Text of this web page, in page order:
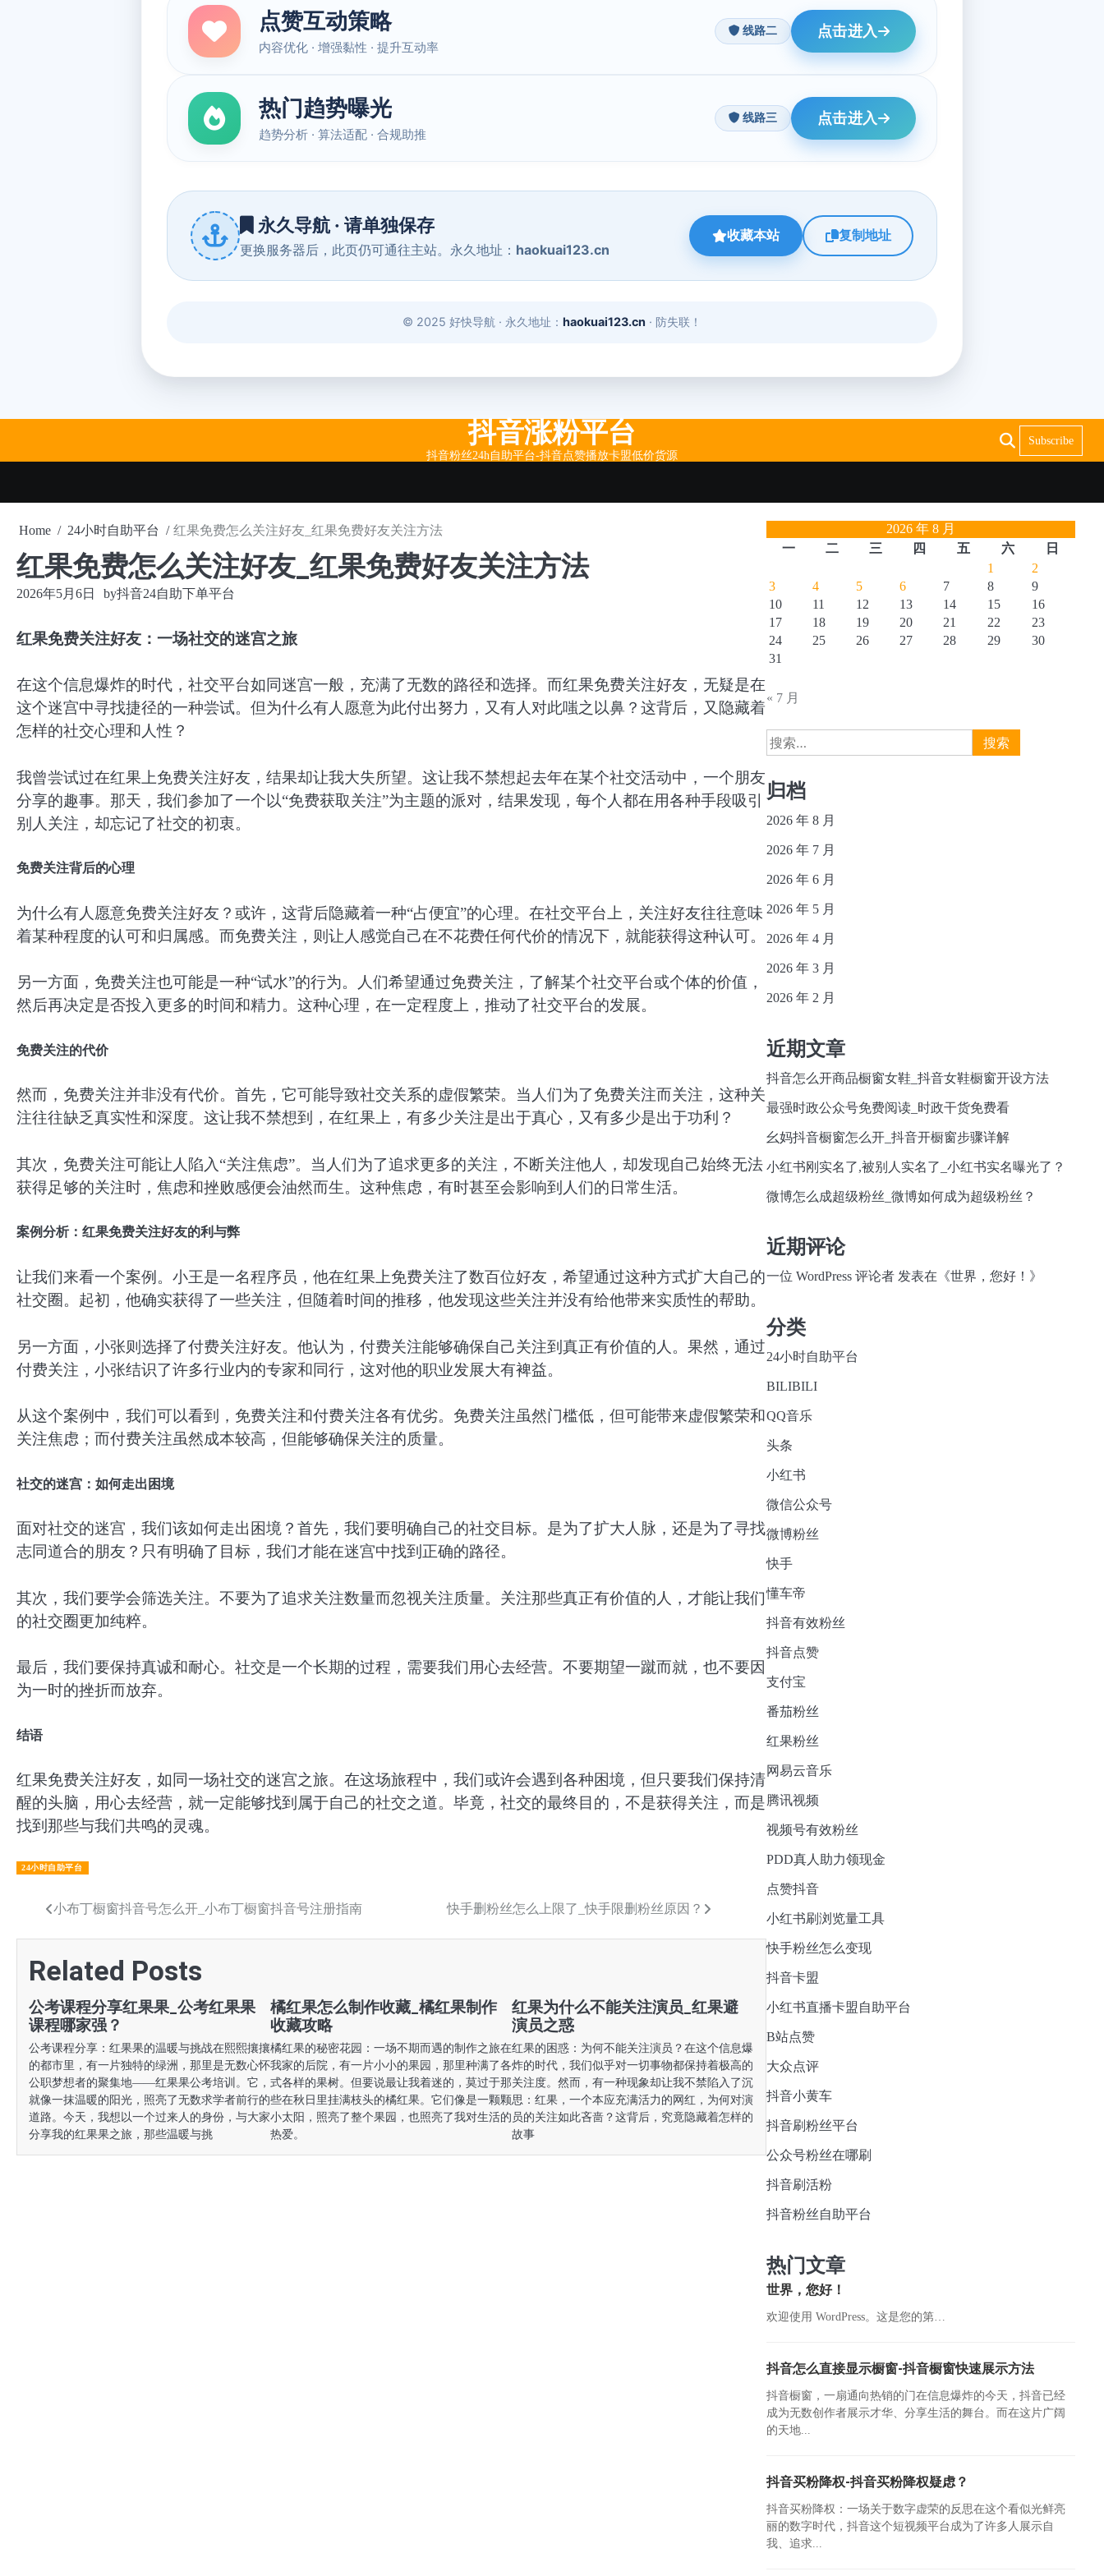
抖音涨粉平台
抖音粉丝24h自助平台-抖音点赞播放卡盟低价货源
Subscribe
Home 24小时自助平台 红果免费怎么关注好友_红果免费好友关注方法
红果免费怎么关注好友_红果免费好友关注方法
2026年5月6日 by抖音24自助下单平台
红果免费关注好友：一场社交的迷宫之旅
在这个信息爆炸的时代，社交平台如同迷宫一般，充满了无数的路径和选择。而红果免费关注好友，无疑是在
这个迷宫中寻找捷径的一种尝试。但为什么有人愿意为此付出努力，又有人对此嗤之以鼻？这背后，又隐藏着
怎样的社交心理和人性？
我曾尝试过在红果上免费关注好友，结果却让我大失所望。这让我不禁想起去年在某个社交活动中，一个朋友
分享的趣事。那天，我们参加了一个以“免费获取关注”为主题的派对，结果发现，每个人都在用各种手段吸引
别人关注，却忘记了社交的初衷。
免费关注背后的心理
为什么有人愿意免费关注好友？或许，这背后隐藏着一种“占便宜”的心理。在社交平台上，关注好友往往意味
着某种程度的认可和归属感。而免费关注，则让人感觉自己在不花费任何代价的情况下，就能获得这种认可。
另一方面，免费关注也可能是一种“试水”的行为。人们希望通过免费关注，了解某个社交平台或个体的价值，
然后再决定是否投入更多的时间和精力。这种心理，在一定程度上，推动了社交平台的发展。
免费关注的代价
然而，免费关注并非没有代价。首先，它可能导致社交关系的虚假繁荣。当人们为了免费关注而关注，这种关
注往往缺乏真实性和深度。这让我不禁想到，在红果上，有多少关注是出于真心，又有多少是出于功利？
其次，免费关注可能让人陷入“关注焦虑”。当人们为了追求更多的关注，不断关注他人，却发现自己始终无法
获得足够的关注时，焦虑和挫败感便会油然而生。这种焦虑，有时甚至会影响到人们的日常生活。
案例分析：红果免费关注好友的利与弊
让我们来看一个案例。小王是一名程序员，他在红果上免费关注了数百位好友，希望通过这种方式扩大自己的
社交圈。起初，他确实获得了一些关注，但随着时间的推移，他发现这些关注并没有给他带来实质性的帮助。
另一方面，小张则选择了付费关注好友。他认为，付费关注能够确保自己关注到真正有价值的人。果然，通过
付费关注，小张结识了许多行业内的专家和同行，这对他的职业发展大有裨益。
从这个案例中，我们可以看到，免费关注和付费关注各有优劣。免费关注虽然门槛低，但可能带来虚假繁荣和
关注焦虑；而付费关注虽然成本较高，但能够确保关注的质量。
社交的迷宫：如何走出困境
面对社交的迷宫，我们该如何走出困境？首先，我们要明确自己的社交目标。是为了扩大人脉，还是为了寻找
志同道合的朋友？只有明确了目标，我们才能在迷宫中找到正确的路径。
其次，我们要学会筛选关注。不要为了追求关注数量而忽视关注质量。关注那些真正有价值的人，才能让我们
的社交圈更加纯粹。
最后，我们要保持真诚和耐心。社交是一个长期的过程，需要我们用心去经营。不要期望一蹴而就，也不要因
为一时的挫折而放弃。
结语
红果免费关注好友，如同一场社交的迷宫之旅。在这场旅程中，我们或许会遇到各种困境，但只要我们保持清
醒的头脑，用心去经营，就一定能够找到属于自己的社交之道。毕竟，社交的最终目的，不是获得关注，而是
找到那些与我们共鸣的灵魂。
24小时自助平台
章
导
航
小布丁橱窗抖音号怎么开_小布丁橱窗抖音号注册指南 快手删粉丝怎么上限了_快手限删粉丝原因？
Related Posts
公考课程分享红果果_公考红果果
课程哪家强？
公考课程分享：红果果的温暖与挑战在熙熙攘攘
的都市里，有一片独特的绿洲，那里是无数心怀
公职梦想者的聚集地——红果果公考培训。它，
就像一抹温暖的阳光，照亮了无数求学者前行的
道路。今天，我想以一个过来人的身份，与大家
分享我的红果果之旅，那些温暖与挑
橘红果怎么制作收藏_橘红果制作
收藏攻略
橘红果的秘密花园：一场不期而遇的制作之旅在
我家的后院，有一片小小的果园，那里种满了各
式各样的果树。但要说最让我着迷的，莫过于那
些在秋日里挂满枝头的橘红果。它们像是一颗颗
小太阳，照亮了整个果园，也照亮了我对生活的
热爱。
红果为什么不能关注演员_红果避
演员之惑
红果的困惑：为何不能关注演员？在这个信息爆
炸的时代，我们似乎对一切事物都保持着极高的
关注度。然而，有一种现象却让我不禁陷入了沉
思：红果，一个本应充满活力的网红，为何对演
员的关注如此吝啬？这背后，究竟隐藏着怎样的
故事
2026 年 8 月
一
二 三 四 五 六
日
1
2
3
4 5 6 7 8
9
10
11 12 13 14 15
16
17
18 19 20 21 22
23
24
25 26 27 28 29
30
31
« 7 月
搜
索：
归档
2026 年 8 月
2026 年 7 月
2026 年 6 月
2026 年 5 月
2026 年 4 月
2026 年 3 月
2026 年 2 月
近期文章
抖音怎么开商品橱窗女鞋_抖音女鞋橱窗开设方法
最强时政公众号免费阅读_时政干货免费看
幺妈抖音橱窗怎么开_抖音开橱窗步骤详解
小红书刚实名了,被别人实名了_小红书实名曝光了？
微博怎么成超级粉丝_微博如何成为超级粉丝？
近期评论
一位 WordPress 评论者发表在《世界，您好！ 》
分类
24小时自助平台
BILIBILI
QQ音乐
头条
小红书
微信公众号
微博粉丝
快手
懂车帝
抖音有效粉丝
抖音点赞
支付宝
番茄粉丝
红果粉丝
网易云音乐
腾讯视频
视频号有效粉丝
PDD真人助力领现金
点赞抖音
小红书刷浏览量工具
快手粉丝怎么变现
抖音卡盟
小红书直播卡盟自助平台
B站点赞
大众点评
抖音小黄车
抖音刷粉丝平台
公众号粉丝在哪刷
抖音刷活粉
抖音粉丝自助平台
热门文章
世界，您好！
欢迎使用 WordPress。这是您的第…
抖音怎么直接显示橱窗-抖音橱窗快速展示方法
抖音橱窗，一扇通向热销的门在信息爆炸的今天，抖音已经
成为无数创作者展示才华、分享生活的舞台。而在这片广阔
的天地...
抖音买粉降权-抖音买粉降权疑虑？
抖音买粉降权：一场关于数字虚荣的反思在这个看似光鲜亮
丽的数字时代，抖音这个短视频平台成为了许多人展示自
我、追求...